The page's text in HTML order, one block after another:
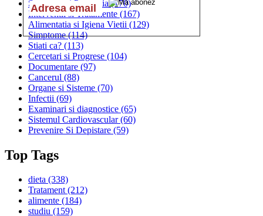
Sanatatea si Preventia(170)
Interventii si Tratamente (167)
Alimentatia si Igiena Vietii (129)
Simptome(114)
Stiati ca? (113)
Cercetari si Progrese (104)
Documentare (97)
Cancerul (88)
Organe si Sisteme (70)
Infectii (69)
Examinari si diagnostice (65)
Sistemul Cardiovascular(60)
Prevenire Si Depistare (59)
Top Tags
dieta (338)
Tratament(212)
alimente (184)
studiu (159)